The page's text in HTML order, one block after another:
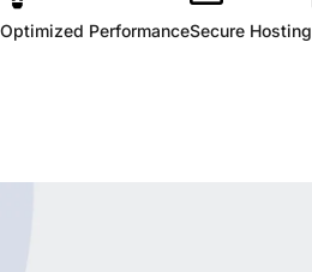
Optimized PerformanceSecure Hosting